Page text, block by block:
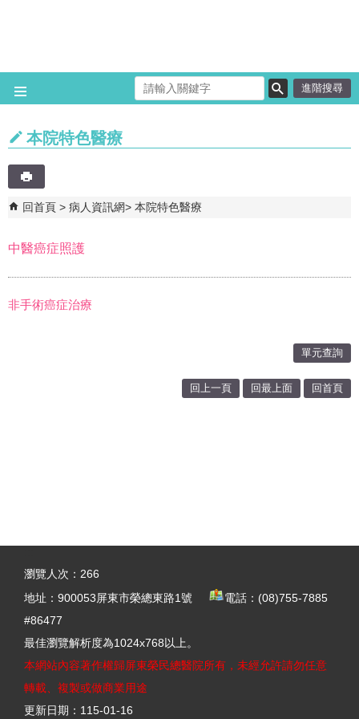
進階搜尋
本院特色醫療
回首頁 病人資訊網 本院特色醫療
中醫癌症照護
非手術癌症治療
單元查詢
回上一頁 回最上面 回首頁
瀏覽人次： 266
地址： 900053屏東市榮總東路1號
電話：(08)755-7885
#86477
最佳瀏覽解析度為1024x768以上。
本網站內容著作權歸屏東榮民總醫院所有，未經允許請勿任意
轉載、複製或做商業用途
更新日期： 115-01-16